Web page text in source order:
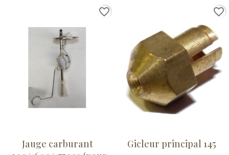
Jauge carburant
favorite_border
Gicleur principal 145
favorite_border